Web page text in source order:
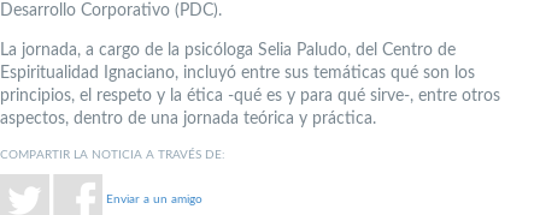
Desarrollo Corporativo (PDC).
La jornada, a cargo de la psicóloga Selia Paludo, del Centro de
Espiritualidad Ignaciano, incluyó entre sus temáticas qué son los
principios, el respeto y la ética -qué es y para qué sirve-, entre otros
aspectos, dentro de una jornada teórica y práctica.
COMPARTIR LA NOTICIA A TRAVÉS DE:
Enviar a un amigo